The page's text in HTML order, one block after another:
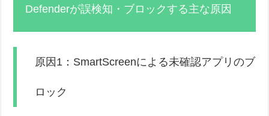
Defenderが誤検知・ブロックする主な原因
原因1：SmartScreenによる未確認アプリのブ
ロック